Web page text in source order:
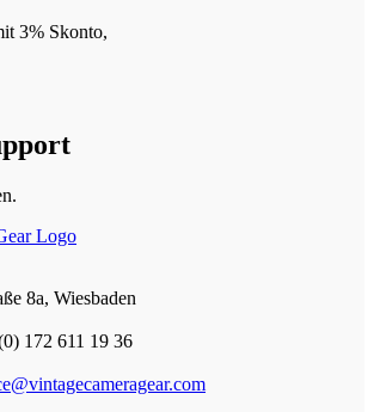
3% Skonto,
8a, Wiesbaden
172 611 19 36